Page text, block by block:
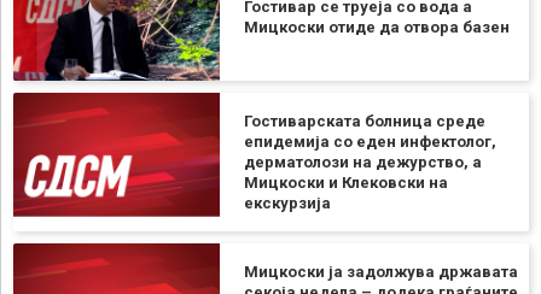
Гостивар се труеја со вода а
Мицкоски отиде да отвора базен
Гостиварската болница среде
епидемија со еден инфектолог,
дерматолози на дежурство, а
Мицкоски и Клековски на
екскурзија
Мицкоски ја задолжува државата